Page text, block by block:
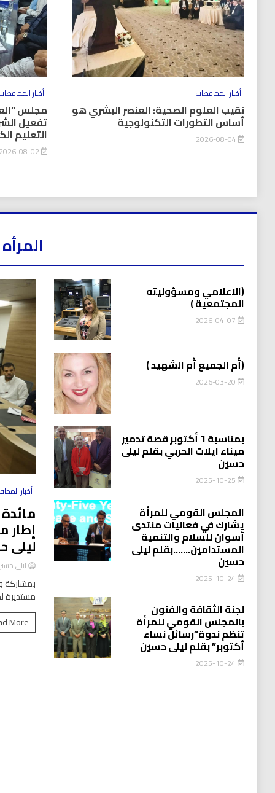
أخبار المحافظات
نقيب العلوم الصحية: العنصر البشري هو
أساس التطورات التكنولوجية
أخبار
مجلس
تفعيل
التعليم
أخبار
إطار
ليلى
ليلى
بمشاركة
مستديرة
More
(الاعلامي ومسؤوليته
المجتمعية )
2026-04-07
(أُم الجميع أُم الشهيد )
2026-03-20
بمناسبة ٦ أكتوبر قصة تدمير
ميناء ايلات الحربي بقلم ليلى
حسين
2025-10-25
المجلس القومي للمرأة
يشارك في فعاليات منتدى
أسوان للسلام والتنمية
المستدامين…….بقلم ليلى
حسين
2025-10-24
لجنة الثقافة والفنون
بالمجلس القومي للمرأة
تنظم ندوة”رسائل نساء
أكتوبر” بقلم ليلى حسين
2025-10-24